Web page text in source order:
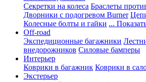
Секретки на колеса Браслеты
Дворники с подогревом Burner
Колесные болты и гайки ...
Off-road
Экспедиционные багажники
внедорожников Силовые бамперы
Интерьер
Коврики в багажник Коврики в
Экстерьер